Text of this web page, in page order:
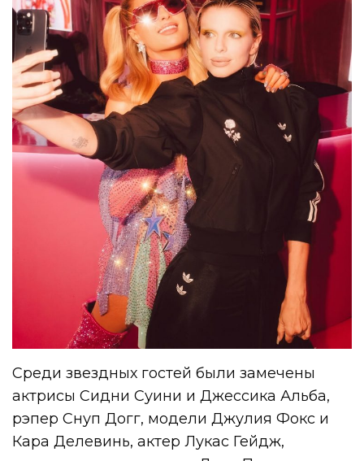
Среди звездных гостей были замечены
актрисы Сидни Суини и Джессика Альба,
рэпер Снуп Догг, модели Джулия Фокс и
Кара Делевинь, актер Лукас Гейдж,